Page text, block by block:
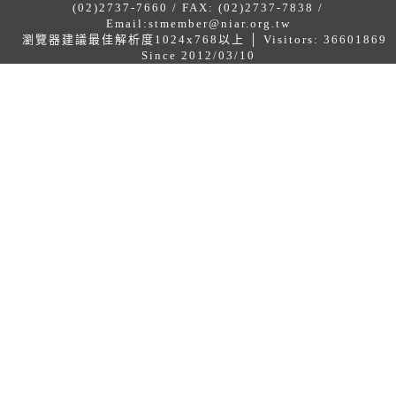
(02)2737-7660 / FAX: (02)2737-7838 /
Email: stmember@niar.org.tw
瀏覽器建議最佳解析度1024x768以上 │ Visitors: 36601869
Since 2012/03/10